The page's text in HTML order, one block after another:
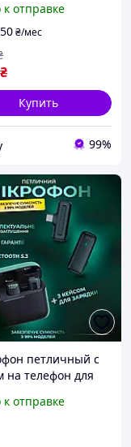
вокала с AI
с камерами
к отправке
₴/мес
₴
Купить
99%
петличный с
на телефон для
петличка
к отправке